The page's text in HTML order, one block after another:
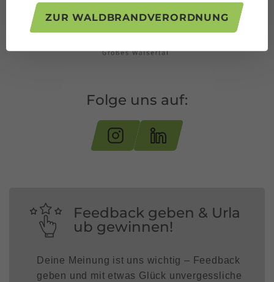
Folge uns auf:
Feedback geben & Urla
ub gewinnen!
Deine Meinung ist uns wichtig – Feedback
geben und mit etwas Glück unvergessliche
ZUR WALDBRANDVERORDNUNG